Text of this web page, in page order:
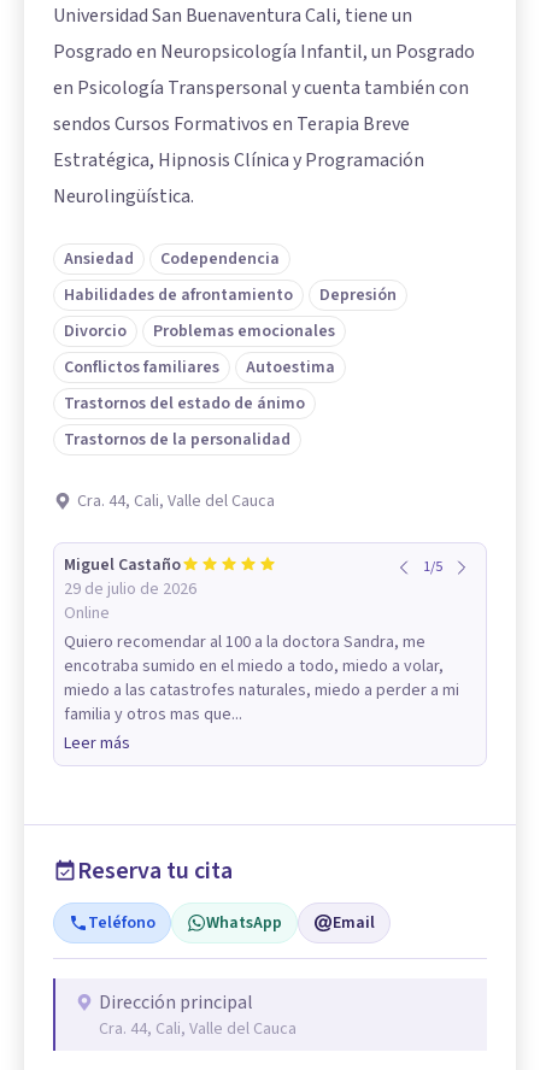
Universidad San Buenaventura Cali, tiene un
Posgrado en Neuropsicología Infantil, un Posgrado
en Psicología Transpersonal y cuenta también con
sendos Cursos Formativos en Terapia Breve
Estratégica, Hipnosis Clínica y Programación
Neurolingüística.
Ansiedad
Codependencia
Habilidades de afrontamiento
Depresión
Divorcio
Problemas emocionales
Conflictos familiares
Autoestima
Trastornos del estado de ánimo
Trastornos de la personalidad
Cra. 44, Cali, Valle del Cauca
Miguel Castaño
29 de julio de 2026
Online
1/5
Quiero recomendar al 100 a la doctora Sandra, me
encotraba sumido en el miedo a todo, miedo a volar,
miedo a las catastrofes naturales, miedo a perder a mi
familia y otros mas que...
Leer más
Reserva tu cita
Teléfono WhatsApp Email
Dirección principal
Cra. 44, Cali, Valle del Cauca